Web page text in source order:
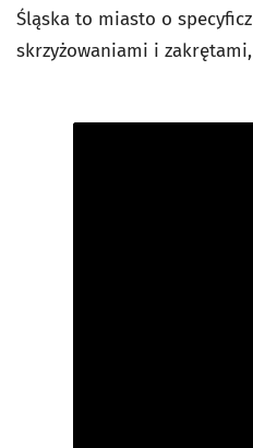
Śląska to miasto o
skrzyżowaniami i zakrętami,